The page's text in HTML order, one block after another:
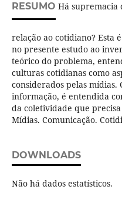
RESUMO Há supremacia
relação ao cotidiano? Esta
no presente estudo ao
teórico do problema,
culturas cotidianas como
considerados pelas mídias.
informação, é entendida
da coletividade que
Mídias. Comunicação.
DOWNLOADS
Não há dados estatísticos.